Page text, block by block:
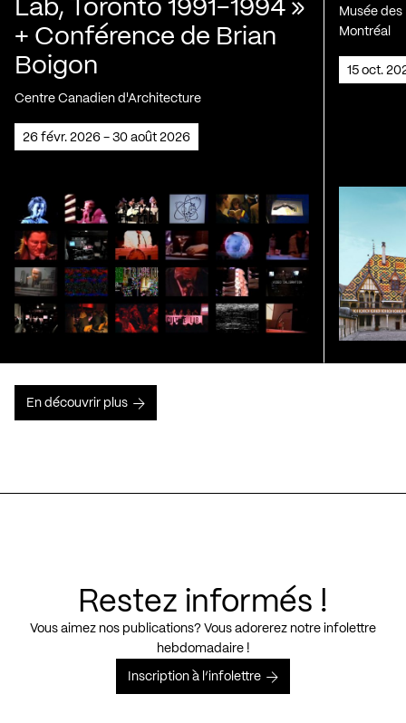
Lab, Toronto 1991-1994 »
+ Conférence de Brian
Boigon
Centre Canadien d'Architecture
26 févr. 2026 - 30 août 2026
Musée
Montréal
15 oct.
En découvrir plus
Restez informés !
Vous aimez nos publications? Vous adorerez notre infolettre
hebdomadaire !
Inscription à l’infolettre